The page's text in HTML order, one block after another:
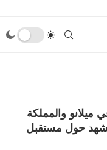
ميلانو والمملكة
حول مستقبل